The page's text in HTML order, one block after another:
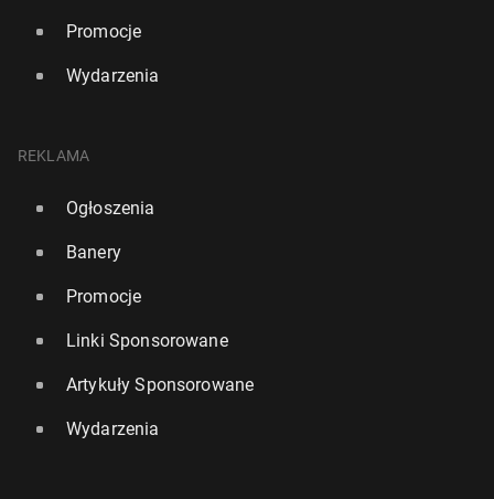
26 grudnia 2023, 14:30
Promocje
Wydarzenia
REKLAMA
Ogłoszenia
Banery
Promocje
Linki Sponsorowane
Artykuły Sponsorowane
Wydarzenia